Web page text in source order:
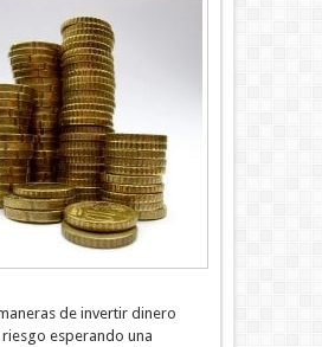
de invertir dinero
esperando una